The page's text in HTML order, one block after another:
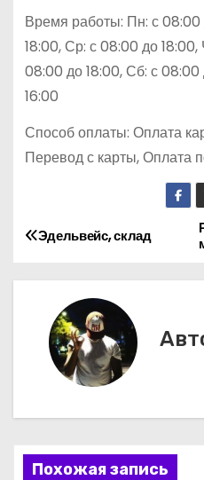
Время работы: Пн: с 08:00
18:00, Ср: с 08:00 до
08:00 до 18:00, Сб: с
16:00
Способ оплаты: Оплата
Перевод с карты, Оплата
Н
а
а
ц
Эдельвейс, склад
Похожая запись